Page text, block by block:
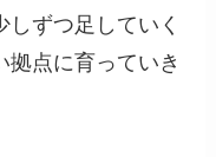
ずつ足していく
拠点に育っていき